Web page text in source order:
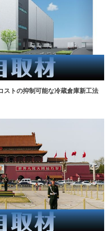
ストの抑制可能な冷蔵倉庫新工法